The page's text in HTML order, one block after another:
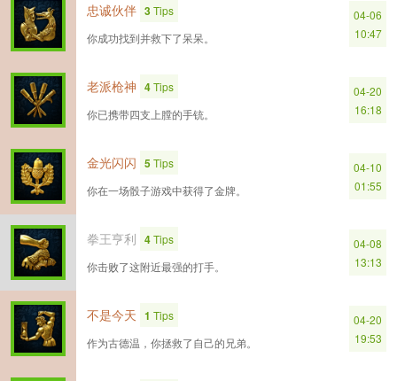
忠诚伙伴 3Tips
你成功找到并救下了呆呆。
04-06
10:47
老派枪神 4Tips
你已携带四支上膛的手铳。
04-20
16:18
金光闪闪 5Tips
你在一场骰子游戏中获得了金牌。
04-10
01:55
拳王亨利 4Tips
你击败了这附近最强的打手。
04-08
13:13
不是今天 1 Tips
作为古德温，你拯救了自己的兄弟。
04-20
19:53